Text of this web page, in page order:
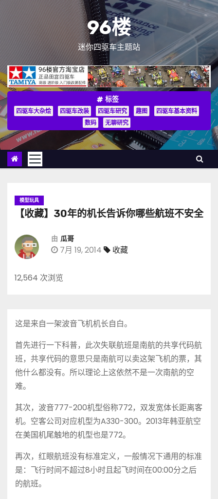
96楼
迷你四驱车主题站
标签
四驱车大杂烩 四驱车改装 四驱车研究 趣图
四驱车基本资料
数码
无聊研究
模型玩具
【收藏】30年的机长告诉你哪些航班不安全
由 瓜哥
7月 19, 2014 收藏
12,564 次浏览
这是来自一架波音飞机机长自白。
首先进行一下科普，此次失联航班是南航的共享代码航
班，共享代码的意思只是南航可以卖这架飞机的票，其
他什么都没有。所以理论上这依然不是一次南航的空
难。
其次，波音777-200机型俗称772，双发宽体长距离客
机。空客公司对应机型为A330-300。2013年韩亚航空
在美国机尾触地的机型也是772。
再次，红眼航班没有标准定义，一般情况下通用的标准
是：飞行时间不超过8小时且起飞时间在00:00分之后
的航班。